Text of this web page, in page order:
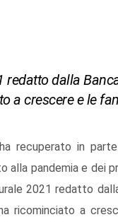
redatto dalla
a crescere e le
recuperato in
alla pandemia e dei
2021 redatto
ricominciato a